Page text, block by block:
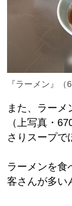
『ラーメン』（
また、ラーメ
（上写真・
さりスープで
ラーメンを食
客さんが多い